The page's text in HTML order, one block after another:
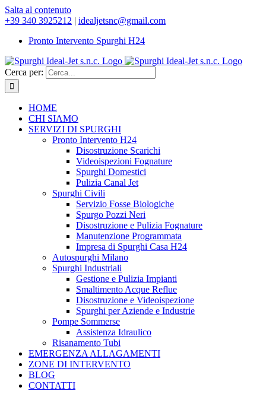
Salta al contenuto
+39 340 3925212 | idealjetsnc@gmail.com
Pronto Intervento Spurghi H24
Cerca per:
HOME
CHI SIAMO
SERVIZI DI SPURGHI
Pronto Intervento H24
Disostruzione Scarichi
Videoispezioni Fognature
Spurghi Domestici
Pulizia Canal Jet
Spurghi Civili
Servizio Fosse Biologiche
Spurgo Pozzi Neri
Disostruzione e Pulizia Fognature
Manutenzione Programmata
Impresa di Spurghi Casa H24
Autospurghi Milano
Spurghi Industriali
Gestione e Pulizia Impianti
Smaltimento Acque Reflue
Disostruzione e Videoispezione
Spurghi per Aziende e Industrie
Pompe Sommerse
Assistenza Idraulico
Risanamento Tubi
EMERGENZA ALLAGAMENTI
ZONE DI INTERVENTO
BLOG
CONTATTI